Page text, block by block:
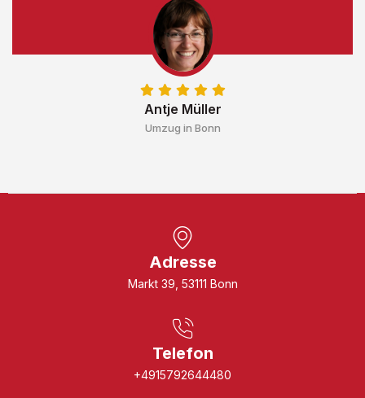
Antje Müller
Umzug in Bonn
Adresse
Markt 39, 53111 Bonn
Telefon
+4915792644480